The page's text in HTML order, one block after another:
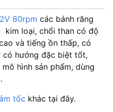
80rpm các bánh răng
kim loại, chổi than có độ
và tiếng ồn thấp, có
hướng đặc biệt tốt,
hình sản phẩm, dùng
tốc khác tại đây.